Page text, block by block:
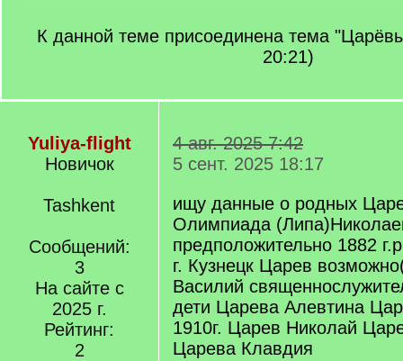
К данной теме присоединена тема
20:21)
Yuliya-flight
Новичок
Tashkent
Сообщений:
3
На сайте с
2025 г.
Рейтинг:
2
4 авг. 2025 7:42
5 сент. 2025 18:17
ищу данные о родных
Олимпиада
предположительно 1882
г. Кузнецк Царев
Василий
дети Царева Алевтина
1910г. Царев Николай
Царева Клавдия